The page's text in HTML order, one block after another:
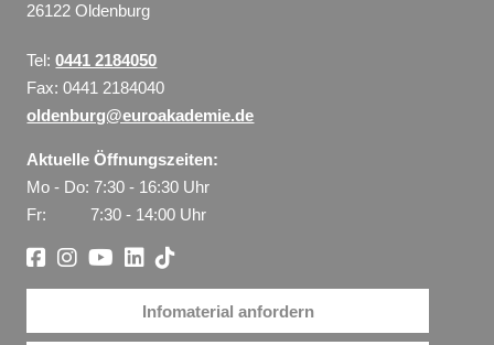
26122 Oldenburg
Tel:0441 2184050
Fax: 0441 2184040
oldenburg@euroakademie.de
Aktuelle Öffnungszeiten:
Mo - Do: 7:30 - 16:30 Uhr
Fr: 7:30 - 14:00 Uhr
Infomaterial anfordern